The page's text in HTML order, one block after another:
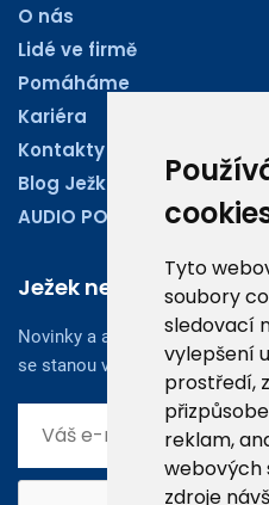
Tyto
soubory
sledovací
vylepšení
prostředí,
reklam,
webových
zdroje
O nás
Lidé ve firmě
Pomáháme
Kariéra
Kontakty
Blog Ježkoviny
AUDIO PODCASTY
Ježek newsletter
Novinky a aktuality z oboru
se stanou vaším dobrým